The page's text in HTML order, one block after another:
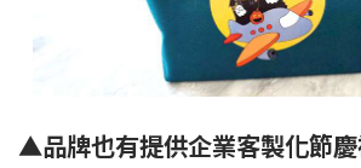
▲品牌也有提供企業客製化節